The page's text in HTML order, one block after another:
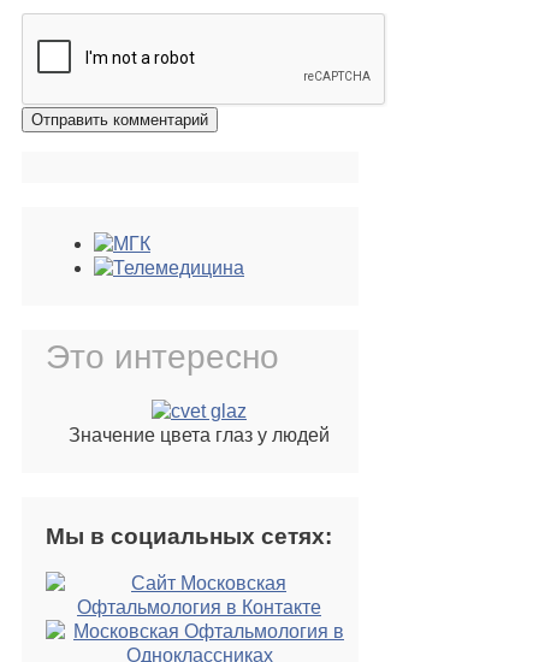
Это интересно
Значение цвета глаз у людей
Мы в социальных сетях: